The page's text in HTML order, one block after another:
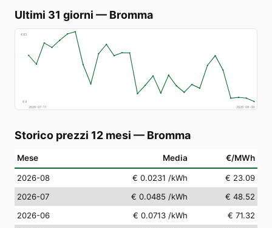
Ultimi 31 giorni — Bromma
€83
€4
2026-07-11
2026-08-09
Storico prezzi 12 mesi — Bromma
Mese Media €/MWh
2026-08 € 0.0231 /kWh
€ 23.09
2026-07
€ 0.0485 /kWh
€ 48.52
2026-06
€ 0.0713 /kWh
€ 71.32